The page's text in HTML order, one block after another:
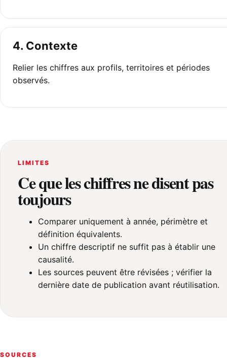
4. Contexte
Relier les chiffres aux profils, territoires et périodes
observés.
LIMITES
Ce que les chiffres ne disent pas
toujours
Comparer uniquement à année, périmètre et
définition équivalents.
Un chiffre descriptif ne suffit pas à établir une
causalité.
Les sources peuvent être révisées ; vérifier la
dernière date de publication avant réutilisation.
SOURCES